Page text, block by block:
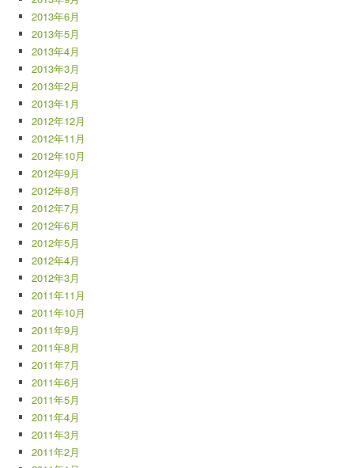
2013年6月
2013年5月
2013年4月
2013年3月
2013年2月
2013年1月
2012年12月
2012年11月
2012年10月
2012年9月
2012年8月
2012年7月
2012年6月
2012年5月
2012年4月
2012年3月
2011年11月
2011年10月
2011年9月
2011年8月
2011年7月
2011年6月
2011年5月
2011年4月
2011年3月
2011年2月